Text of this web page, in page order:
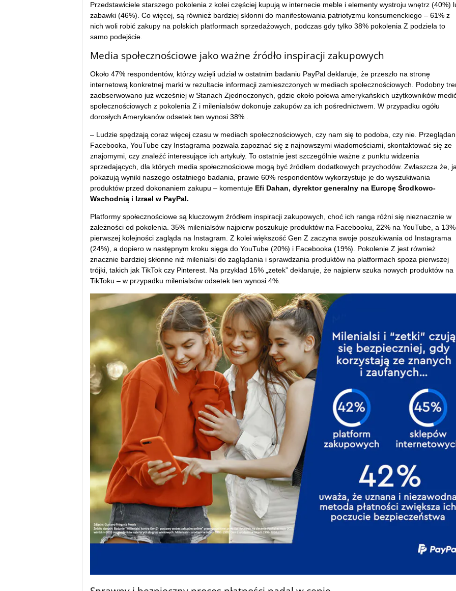
Przedstawiciele starszego pokolenia z kolei częściej kupują w internecie meble i elementy wystroju wnętrz (40%)
zabawki (46%). Co więcej, są również bardziej skłonni do manifestowania patriotyzmu konsumenckiego – 61% z
nich woli robić zakupy na polskich platformach sprzedażowych, podczas gdy tylko 38% pokolenia Z podziela to
samo podejście.
Media społecznościowe jako ważne źródło inspiracji zakupowych
Około 47% respondentów, którzy wzięli udział w ostatnim badaniu PayPal deklaruje, że przeszło na stronę
internetową konkretnej marki w rezultacie informacji zamieszczonych w mediach społecznościowych. Podobny
zaobserwowano już wcześniej w Stanach Zjednoczonych, gdzie około połowa amerykańskich użytkowników
społecznościowych z pokolenia Z i milenialsów dokonuje zakupów za ich pośrednictwem. W przypadku ogółu
dorosłych Amerykanów odsetek ten wynosi 38% .
– Ludzie spędzają coraz więcej czasu w mediach społecznościowych, czy nam się to podoba, czy nie.
Facebooka, YouTube czy Instagrama pozwala zapoznać się z najnowszymi wiadomościami, skontaktować się ze
znajomymi, czy znaleźć interesujące ich artykuły. To ostatnie jest szczególnie ważne z punktu widzenia
sprzedających, dla których media społecznościowe mogą być źródłem dodatkowych przychodów. Zwłaszcza że,
pokazują wyniki naszego ostatniego badania, prawie 60% respondentów wykorzystuje je do wyszukiwania
produktów przed dokonaniem zakupu – komentuje Efi Dahan, dyrektor generalny na Europę Środkowo-
Wschodnią i Izrael w PayPal.
Platformy społecznościowe są kluczowym źródłem inspiracji zakupowych, choć ich ranga różni się nieznacznie w
zależności od pokolenia. 35% milenialsów najpierw poszukuje produktów na Facebooku, 22% na YouTube, a
pierwszej kolejności zagląda na Instagram. Z kolei większość Gen Z zaczyna swoje poszukiwania od Instagrama
(24%), a dopiero w następnym kroku sięga do YouTube (20%) i Facebooka (19%). Pokolenie Z jest również
znacznie bardziej skłonne niż milenialsi do zaglądania i sprawdzania produktów na platformach spoza pierwszej
trójki, takich jak TikTok czy Pinterest. Na przykład 15% „zetek” deklaruje, że najpierw szuka nowych produktów na
TikToku – w przypadku milenialsów odsetek ten wynosi 4%.